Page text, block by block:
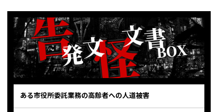
ある市役所委託業務の高齢者への人道被害